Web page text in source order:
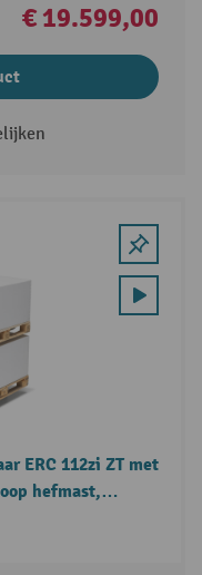
€ 19.599,00
ERC 112zi ZT met
hefmast,